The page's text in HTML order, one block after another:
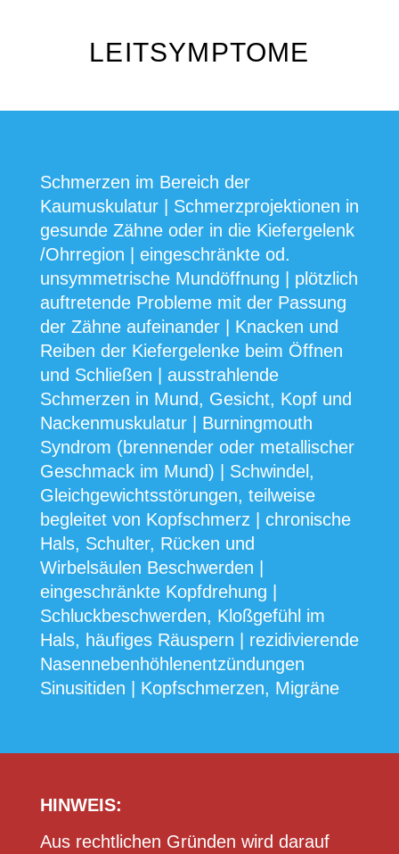
LEITSYMPTOME
Schmerzen im Bereich der
Kaumuskulatur | Schmerzprojektionen in
gesunde Zähne oder in die Kiefergelenk
/Ohrregion | eingeschränkte od.
unsymmetrische Mundöffnung | plötzlich
auftretende Probleme mit der Passung
der Zähne aufeinander | Knacken und
Reiben der Kiefergelenke beim Öffnen
und Schließen | ausstrahlende
Schmerzen in Mund, Gesicht, Kopf und
Nackenmuskulatur | Burningmouth
Syndrom (brennender oder metallischer
Geschmack im Mund) | Schwindel,
Gleichgewichtsstörungen, teilweise
begleitet von Kopfschmerz | chronische
Hals, Schulter, Rücken und
Wirbelsäulen Beschwerden |
eingeschränkte Kopfdrehung |
Schluckbeschwerden, Kloßgefühl im
Hals, häufiges Räuspern | rezidivierende
Nasennebenhöhlenentzündungen
Sinusitiden | Kopfschmerzen, Migräne
HINWEIS:
Aus rechtlichen Gründen wird darauf